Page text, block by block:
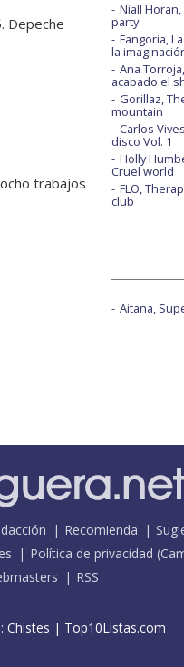
Depeche
trabajos
Niall
party
Fangoria,
la
Ana
acabado el
Gorillaz,
mountain
Carlos
disco Vol. 1
Holly
Cruel world
FLO,
club
Aitana,
Recomienda
Política de privacidad (
RSS
Chistes | Top10Listas.com